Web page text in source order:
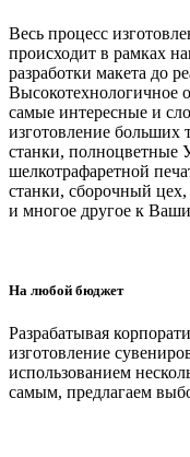
Весь процесс
происходит в рамках
разработки макета до
Высокотехнологичное
самые интересные и
изготовление больших
станки, полноцветные
шелкотрафаретной
станки, сборочный цех,
и многое другое к
На любой бюджет
Разрабатывая
изготовление
использованием
самым, предлагаем